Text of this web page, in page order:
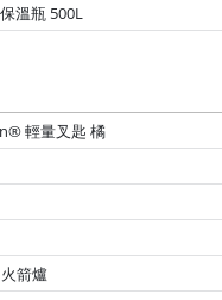
溫瓶 500L
輕量叉匙 橘
箭爐